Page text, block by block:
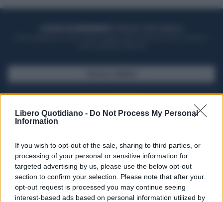
Libero Quotidiano - Do Not Process My Personal
Information
If you wish to opt-out of the sale, sharing to third parties, or
processing of your personal or sensitive information for
targeted advertising by us, please use the below opt-out
section to confirm your selection. Please note that after your
opt-out request is processed you may continue seeing
interest-based ads based on personal information utilized by